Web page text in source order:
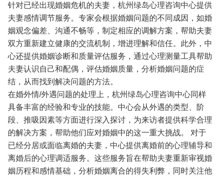
针对已经出现婚姻危机的夫妻，杭州绿岛心理咨询中心提供
夫妻感情调节服务。专家会根据婚姻问题的不同成因，如婚
姻观念偏差、沟通不畅等，制定相应的调解方案，帮助夫妻
双方重新建立健康的交流机制，增进理解和信任。此外，中
心还提供婚姻诊断和质量评估服务，通过心理测量工具帮助
夫妻认识自己和配偶，评估婚姻质量，分析婚姻问题的症
结，从而找到解决问题的方法。
在婚外情/外遇问题的处理上，杭州绿岛心理咨询中心同样
具备丰富的经验和专业的技能。中心会从外遇的类型、阶
段、推吸因素等方面进行深入探讨，为来访者提供科学合理
的解决方案，帮助他们应对婚姻中的这一重大挑战。
对于
已经分居或面临离婚的夫妻，中心提供离婚前的心理辅导和
离婚后的心理调适服务。这些服务旨在帮助夫妻重新审视婚
姻历程和感情基础，分析婚姻离合的得失利弊，同时关注他